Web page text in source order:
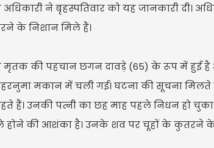
ने बृहस्पतिवार को यह जानकारी दी।
के निशान मिले हैं।
मृतक की पहचान छगन दावड़े (65) के रूप में हुई
मकान में चली गई। घटना की सूचना मिलते
हैं। उनकी पत्नी का छह माह पहले निधन हो चुका
होने की आशंका है। उनके शव पर चूहों के कुतरने के